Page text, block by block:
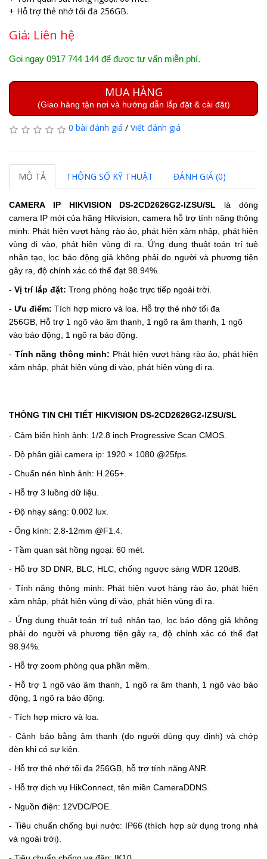
+ Hỗ trợ thẻ nhớ tối đa 256GB.
Giá: Liên hệ
Gọi ngay 0917 744 144 để được tư vấn miễn phí.
MUA HÀNG
(Giao hàng tận nơi và hướng dẫn lắp đặt & cài đặt)
0 bài đánh giá / Viết đánh giá
MÔ TẢ THÔNG SỐ KỸ THUẬT ĐÁNH GIÁ (0)
CAMERA IP HIKVISION DS-2CD2626G2-IZSU/SL là dòng
camera IP mới của hãng Hikvision, camera hỗ trợ tính năng thông
minh: Phát hiện vượt hàng rào ảo, phát hiện xâm nhập, phát hiện
vùng đi vào, phát hiện vùng đi ra. Ứng dụng thuật toán trí tuệ
nhân tạo, lọc báo động giả không phải do người và phương tiện
gây ra, độ chính xác có thể đạt 98.94%.
- Vị trí lắp đặt: Trong phòng hoặc trực tiếp ngoài trời.
- Ưu điểm: Tích hợp micro và loa. Hỗ trợ thẻ nhớ tối đa
256GB, Hỗ trợ 1 ngõ vào âm thanh, 1 ngõ ra âm thanh, 1 ngõ
vào báo động, 1 ngõ ra báo động.
- Tính năng thông minh: Phát hiện vượt hàng rào ảo, phát hiện
xâm nhập, phát hiện vùng đi vào, phát hiện vùng đi ra.
THÔNG TIN CHI TIẾT HIKVISION DS-2CD2626G2-IZSU/SL
- Cảm biến hình ảnh: 1/2.8 inch Progressive Scan CMOS.
- Độ phân giải camera ip: 1920 × 1080 @25fps.
- Chuẩn nén hình ảnh: H.265+.
- Hỗ trợ 3 luồng dữ liệu.
- Độ nhạy sáng: 0.002 lux.
- Ống kính: 2.8-12mm @F1.4.
- Tầm quan sát hồng ngoại: 60 mét.
- Hỗ trợ 3D DNR, BLC, HLC, chống ngược sáng WDR 120dB.
- Tính năng thông minh: Phát hiện vượt hàng rào ảo, phát hiện
xâm nhập, phát hiện vùng đi vào, phát hiện vùng đi ra.
- Ứng dụng thuật toán trí tuệ nhân tạo, lọc báo động giả không
phải do người và phương tiện gây ra, độ chính xác có thể đạt
98.94%.
- Hỗ trợ zoom phóng qua phần mềm.
- Hỗ trợ 1 ngõ vào âm thanh, 1 ngõ ra âm thanh, 1 ngõ vào báo
động, 1 ngõ ra báo động.
- Tích hợp micro và loa.
- Cảnh báo bằng âm thanh (do người dùng quy định) và chớp
đèn khi có sự kiện.
- Hỗ trợ thẻ nhớ tối đa 256GB, hỗ trợ tính năng ANR.
- Hỗ trợ dịch vụ HikConnect, tên miền CameraDDNS.
- Nguồn điện: 12VDC/POE.
- Tiêu chuẩn chống bụi nước: IP66 (thích hợp sử dụng trong nhà
và ngoài trời).